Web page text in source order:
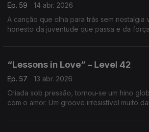
Ep. 59
14 abr. 2026
A canção que olha para trás sem nostalgia
honesto da juventude que passa e da
“Lessons in Love” – Level 42
Ep. 57
13 abr. 2026
Criada sob pressão, tornou-se um hino
com o amor. Um groove irresistível muito